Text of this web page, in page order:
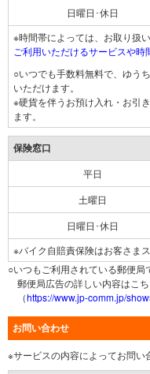
日曜日･休日
※時間帯によっては、お取り扱
ご利用いただけるサービスや時
○いつでも手数料無料で、ゆう
いただけます。
※硬貨を伴うお預け入れ・お引
ます。
保険窓口
平日
土曜日
日曜日･休日
※バイク自賠責保険はお客さま
○いつもご利用されている郵便局
郵便局広告の詳しい内容はこ
（https://www.jp-comm.jp/
お問い合わせ
※サービスの内容によってお問い